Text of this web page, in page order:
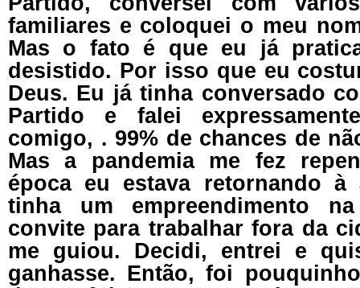
familiares e coloquei o meu
Mas o fato é que eu já
desistido. Por isso que eu
Deus. Eu já tinha conversado
Partido e falei
comigo, . 99% de chances de
Mas a pandemia me fez
época eu estava retornando à
tinha um empreendimento
convite para trabalhar fora da
me guiou. Decidi, entrei e
ganhasse. Então, foi